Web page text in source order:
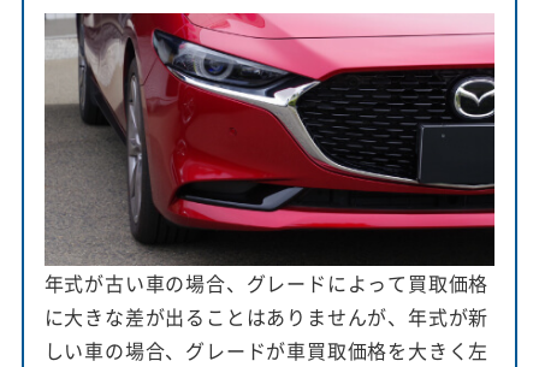
年式が古い車の場合、グレードによって買取価格
に大きな差が出ることはありませんが、年式が新
しい車の場合、グレードが車買取価格を大きく左